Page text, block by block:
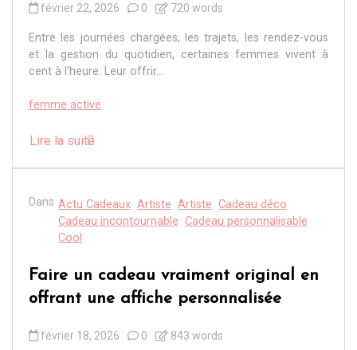
février 22, 2026 0 720 words
Entre les journées chargées, les trajets, les rendez-vous
et la gestion du quotidien, certaines femmes vivent à
cent à l’heure. Leur offrir...
femme active
Lire la suite
Dans Actu Cadeaux Artiste Artiste Cadeau déco
Cadeau incontournable Cadeau personnalisable
Cool
Faire un cadeau vraiment original en
offrant une affiche personnalisée
février 18, 2026 0 843 words